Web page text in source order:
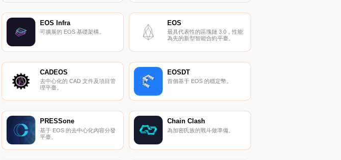
EOS Infra
可擴展的 EOS 基礎架構。
EOS
最具代表性的區塊鏈 3.0，性能
為先的新型智能合約平臺。
CADEOS
去中心化的 CAD 文件及項目管
理平臺。
EOSDT
首個基于 EOS 的穩定幣。
PRESSone
基于 EOS 的去中心化內容分發
平臺。
Chain Clash
為加密氏族的戰斗做準備。